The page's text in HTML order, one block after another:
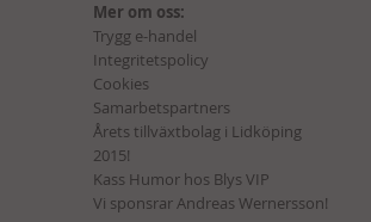
Mer om oss:
Trygg e-handel
Integritetspolicy
Cookies
Samarbetspartners
Årets tillväxtbolag i Lidköping
2015!
Kass Humor hos Blys VIP
Vi sponsrar Andreas Wernersson!